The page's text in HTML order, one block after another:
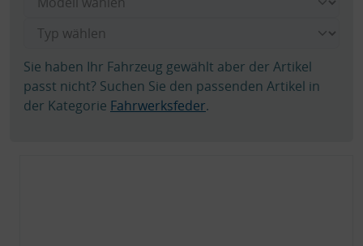
Sie haben Ihr Fahrzeug gewählt aber der Artikel
passt nicht? Suchen Sie den passenden Artikel in
der Kategorie Fahrwerksfeder.